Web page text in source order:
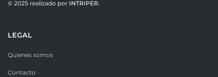
© 2025 realizado por INTRIPER.
LEGAL
Quienes somos
Contacto